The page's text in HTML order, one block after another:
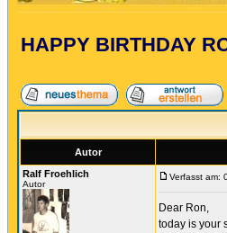
HAPPY BIRTHDAY
Autor
Ralf Froehlich
Autor
Verfasst am:
Dear Ron,
today is your